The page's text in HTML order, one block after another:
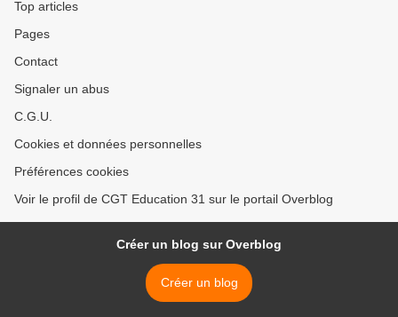
Top articles
Pages
Contact
Signaler un abus
C.G.U.
Cookies et données personnelles
Préférences cookies
Voir le profil de CGT Education 31 sur le portail Overblog
Créer un blog sur Overblog
Créer un blog